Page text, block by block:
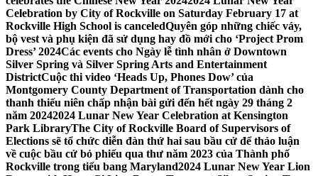
Celebration by City of Rockville on Saturday February 17 at
Rockville High School is canceledQuyên góp những chiếc váy,
bộ vest và phụ kiện đã sử dụng hay đồ mới cho ‘Project Prom
Dress’ 2024Các events cho Ngày lễ tình nhân ở Downtown
Silver Spring và Silver Spring Arts and Entertainment
DistrictCuộc thi video ‘Heads Up, Phones Dow’ của
Montgomery County Department of Transportation dành cho
thanh thiếu niên chấp nhận bài gửi đến hết ngày 29 tháng 2
năm 20242024 Lunar New Year Celebration at Kensington
Park LibraryThe City of Rockville Board of Supervisors of
Elections sẽ tổ chức diễn đàn thứ hai sau bầu cử để thảo luận
về cuộc bầu cử bỏ phiếu qua thư năm 2023 của Thành phố
Rockville trong tiểu bang Maryland2024 Lunar New Year Lion